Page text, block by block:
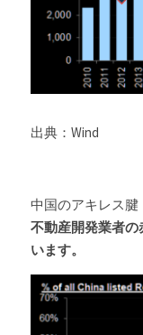
出典：Wind
中国のアキレス腱
不動産開発業者
います。